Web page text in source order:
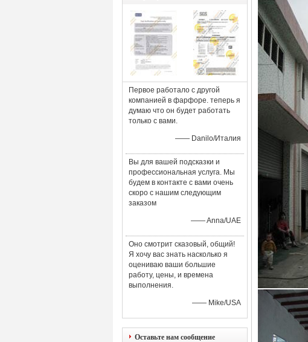
Первое работало с другой
компанией в фарфоре. теперь я
думаю что он будет работать
только с вами.
—— Danilo/Италия
Вы для вашей подсказки и
профессиональная услуга. Мы
будем в контакте с вами очень
скоро с нашим следующим
заказом
—— Anna/UAE
Оно смотрит сказовый, общий!
Я хочу вас знать насколько я
оцениваю ваши большие
работу, цены, и времена
выполнения.
—— Mike/USA
Оставьте нам сообщение